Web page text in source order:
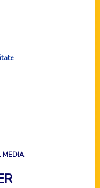
MEDIA